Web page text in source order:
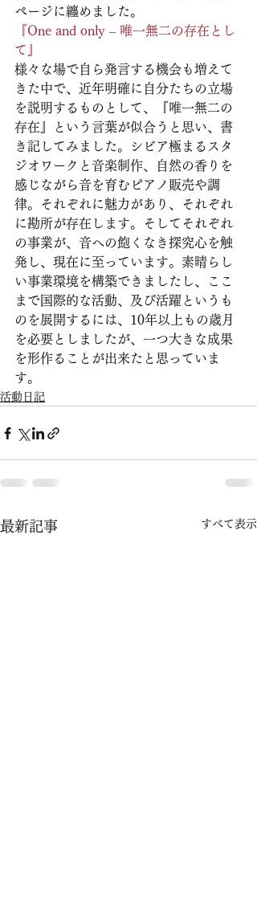
ページに纏めました。
『One and only – 唯一無二の存在とし
て』
様々な場で自ら発言する機会も増えて
きた中で、近年明確に自分たちの立場
を説明するものとして、『唯一無二の
存在』という言葉が似合うと思い、書
き記してみました。シビア極まるスタ
ジオワークと音楽制作、自然の香りを
感じながら音を育むピアノ販売や調
律。それぞれに魅力があり、それぞれ
に勘所が存在します。そしてそれぞれ
の事業が、音への飽くなき探究心を触
発し、現在に至っています。素晴らし
い事業環境を構築できましたし、ここ
まで国際的な活動、及び活躍というも
のを展開するには、10年以上もの歳月
を必要としましたが、一つ大きな成果
を形作ることが出来たと思っていま
す。
活動日記
最新記事 すべて表示